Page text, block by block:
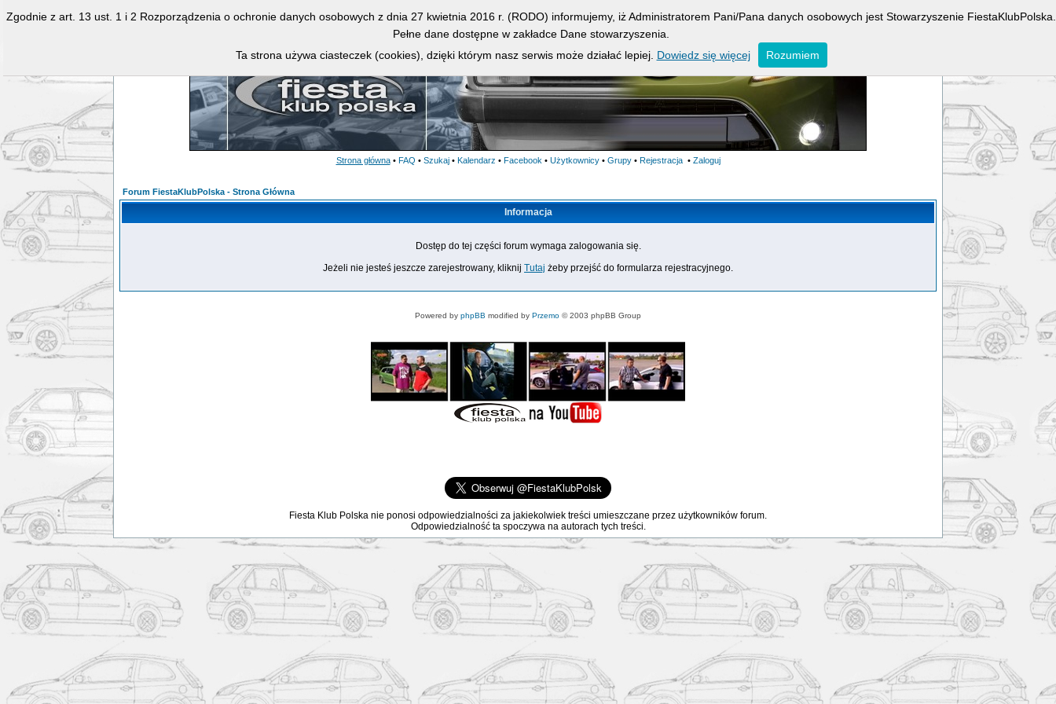
Strona główna • FAQ • Szukaj • Kalendarz • Facebook • Użytkownicy • Grupy • Rejestracja • Zaloguj
Forum FiestaKlubPolska - Strona Główna
Informacja
Dostęp do tej części forum wymaga zalogowania się.
Jeżeli nie jesteś jeszcze zarejestrowany, kliknij Tutaj żeby przejść do formularza rejestracyjnego.
Powered by phpBB modified by Przemo © 2003 phpBB Group
Fiesta Klub Polska nie ponosi odpowiedzialności za jakiekolwiek treści umieszczane przez użytkowników forum.
Odpowiedzialność ta spoczywa na autorach tych treści.
Zgodnie z art. 13 ust. 1 i 2 Rozporządzenia o ochronie danych osobowych z dnia 27 kwietnia 2016 r. (RODO) informujemy, iż Administratorem Pani/Pana danych osobowych jest Stowarzyszenie FiestaKlubPolska.
Pełne dane dostępne w zakładce Dane stowarzyszenia.
Ta strona używa ciasteczek (cookies), dzięki którym nasz serwis może działać lepiej. Dowiedz się więcej Rozumiem